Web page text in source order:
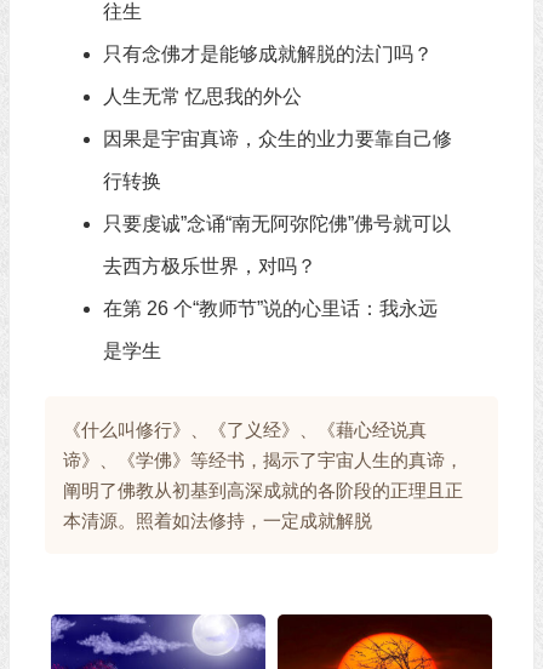
往生
只有念佛才是能够成就解脱的法门吗？
人生无常 忆思我的外公
因果是宇宙真谛，众生的业力要靠自己修
行转换
只要虔诚”念诵“南无阿弥陀佛”佛号就可以
去西方极乐世界，对吗？
在第 26 个“教师节”说的心里话：我永远
是学生
《什么叫修行》、《了义经》、《藉心经说真
谛》、《学佛》等经书，揭示了宇宙人生的真谛，
阐明了佛教从初基到高深成就的各阶段的正理且正
本清源。照着如法修持，一定成就解脱